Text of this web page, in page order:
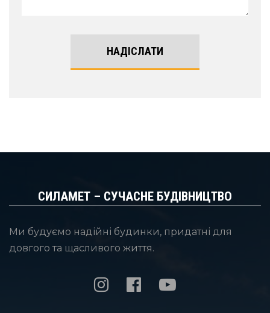
НАДІСЛАТИ
СИЛАМЕТ – СУЧАСНЕ БУДІВНИЦТВО
Ми будуємо надійні будинки, придатні для
довгого та щасливого життя.